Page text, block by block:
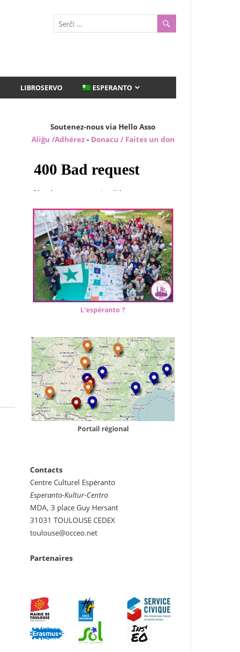
LIBROSERVO ESPERANTO
Soutenez-nous via Hello Asso
Aliĝu /Adhérez - Donacu / Faites un don
L'espéranto ?
Portail régional
Contacts
Centre Culturel Espéranto
Esperanto-Kultur-Centro
MDA, 3 place Guy Hersant
31031 TOULOUSE CEDEX
toulouse@occeo.net
Partenaires